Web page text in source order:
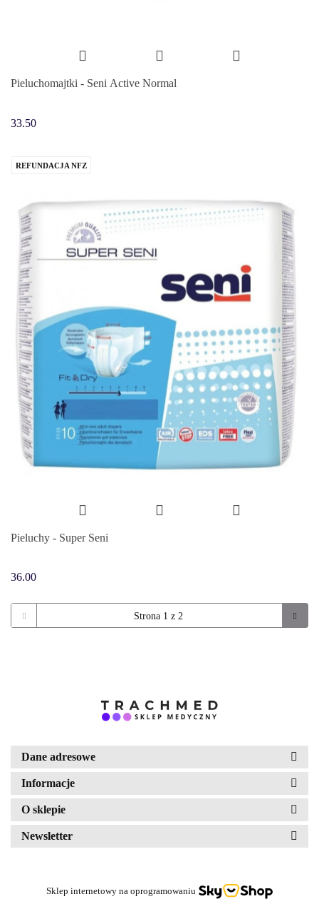
Pieluchomajtki - Seni Active Normal
33.50
REFUNDACJA NFZ
Pieluchy - Super Seni
36.00
Dane adresowe
Informacje
O sklepie
Newsletter
Sklep internetowy na oprogramowaniu